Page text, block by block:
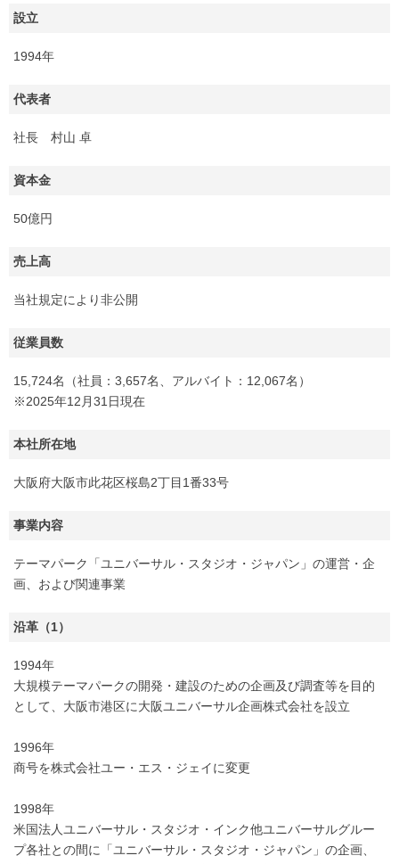
設立
1994年
代表者
社長 村山 卓
資本金
50億円
売上高
当社規定により非公開
従業員数
15,724名（社員：3,657名、アルバイト：12,067名）
※2025年12月31日現在
本社所在地
大阪府大阪市此花区桜島2丁目1番33号
事業内容
テーマパーク「ユニバーサル・スタジオ・ジャパン」の運営・企
画、および関連事業
沿革（1）
1994年
大規模テーマパークの開発・建設のための企画及び調査等を目的
として、大阪市港区に大阪ユニバーサル企画株式会社を設立
1996年
商号を株式会社ユー・エス・ジェイに変更
1998年
米国法人ユニバーサル・スタジオ・インク他ユニバーサルグルー
プ各社との間に「ユニバーサル・スタジオ・ジャパン」の企画、